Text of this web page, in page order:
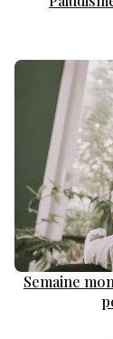
Semaine